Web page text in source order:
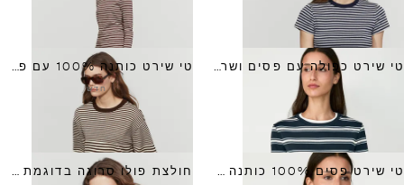
טי שירט כפולה עם פסים ושרוול קצר טי שירט כותנה 100% עם פסים ושרוול קצר
חדש
טי שירט פסים 100% כותנה עם שרוול קצר חולצת פולו סרוגה בדוגמת פסים מתערובת כותנה